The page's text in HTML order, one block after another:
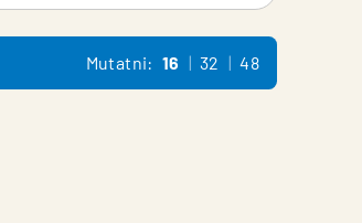
Mutatni: 16 32 48